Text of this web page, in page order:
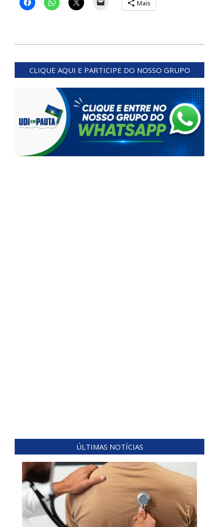
Mais
06-
CLIQUE AQUI E PARTICIPE DO NOSSO GRUPO
ÚLTIMAS NOTÍCIAS